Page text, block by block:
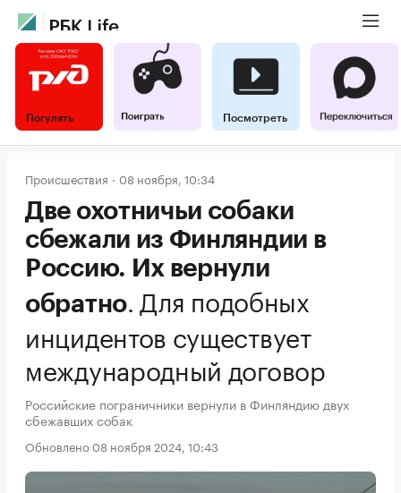
Погулять Посмотреть
Происшествия 08 ноября, 10:34
Две охотничьи собаки
сбежали из Финляндии в
Россию. Их вернули
обратно. Для подобных
инцидентов существует
международный договор
Российские пограничники вернули в Финляндию двух
сбежавших собак
Обновлено 08 ноября 2024, 10:43